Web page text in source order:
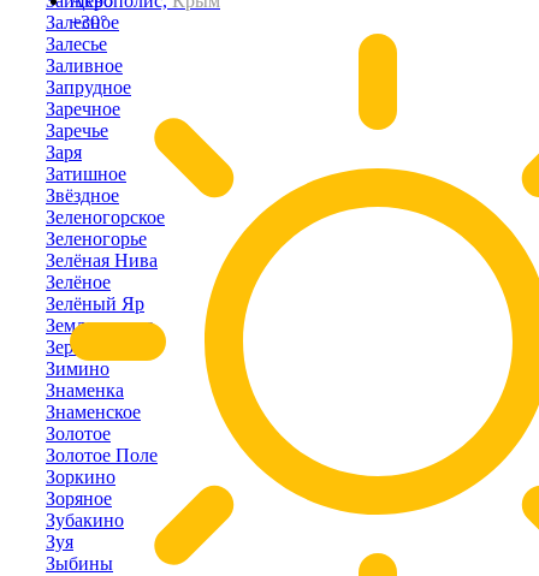
+30°
Залесное
Залесье
Заливное
Запрудное
Заречное
Заречье
Заря
Затишное
Звёздное
Зеленогорское
Зеленогорье
Зелёная Нива
Зелёное
Зелёный Яр
Земляничное
Зерновое
Зимино
Знаменка
Знаменское
Золотое
Золотое Поле
Зоркино
Зоряное
Зубакино
Зуя
Зыбины